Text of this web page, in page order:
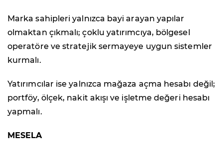
Marka sahipleri yalnızca bayi arayan yapılar
olmaktan çıkmalı; çoklu yatırımcıya, bölgesel
operatöre ve stratejik sermayeye uygun sistemler
kurmalı.
Yatırımcılar ise yalnızca mağaza açma hesabı değil;
portföy, ölçek, nakit akışı ve işletme değeri hesabı
yapmalı.
MESELA